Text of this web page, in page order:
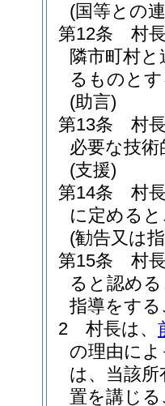
(国等との
第12条
村
隣市町村
るものと
(助言)
第13条
村
必要な技
(支援)
第14条
村
に定める
(勧告又は
第15条
村
ると認め
指導をす
2
村長は、
の理由に
は、当該
置を講じ